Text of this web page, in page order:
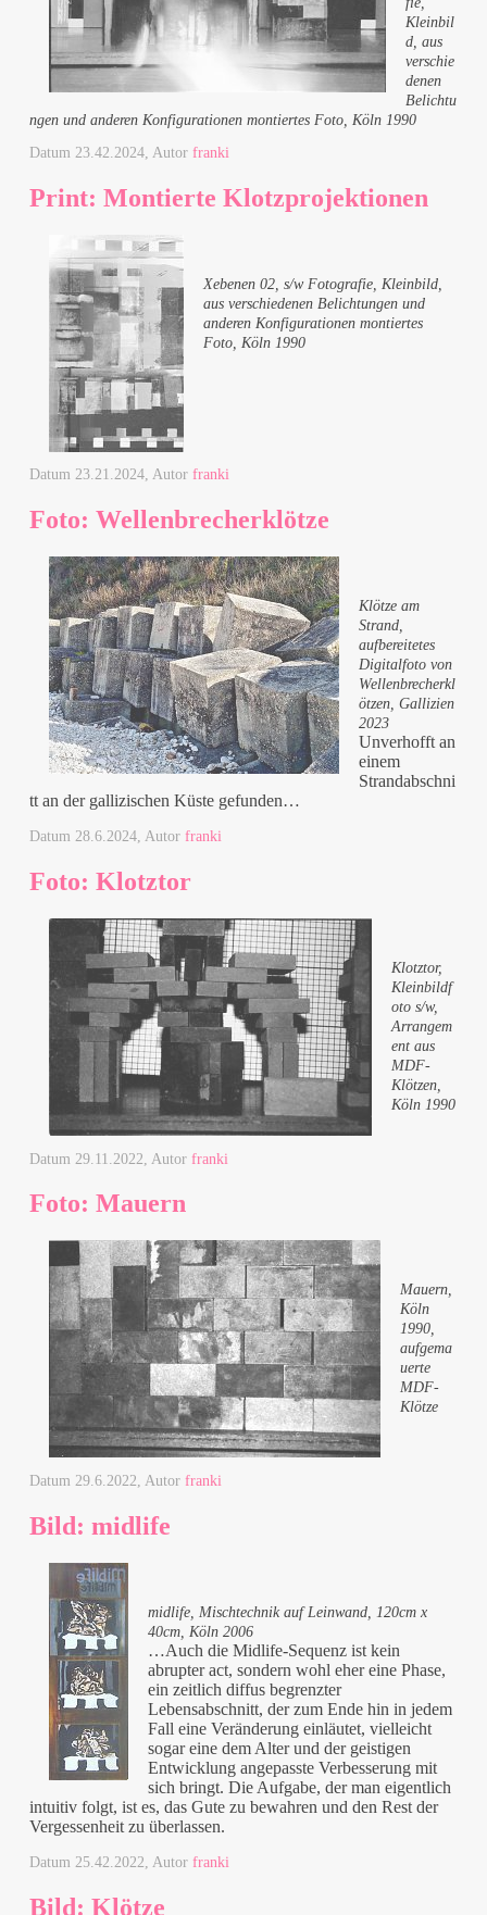
Kleinbil
d, aus
verschie
denen
Belichtu
ngen und anderen Konfigurationen montiertes Foto, Köln 1990
Datum 23.42.2024 , Autorfranki
Print: Montierte Klotzprojektionen
Xebenen 02, s/w Fotografie, Kleinbild,
aus verschiedenen Belichtungen und
anderen Konfigurationen montiertes
Foto, Köln 1990
Datum23.21.2024, Autorfranki
Foto: Wellenbrecherklötze
Klötze am
Strand,
aufbereitetes
Digitalfoto von
Wellenbrecherkl
ötzen, Gallizien
2023
Unverhofft an
einem
Strandabschni
tt an der gallizischen Küste gefunden…
Datum28.6.2024, Autorfranki
Foto: Klotztor
Klotztor,
Kleinbildf
oto s/w,
Arrangem
ent aus
MDF-
Klötzen,
Köln 1990
Datum 29.11.2022 , Autorfranki
Foto: Mauern
Mauern,
Köln
1990,
aufgema
uerte
MDF-
Klötze
Datum29.6.2022, Autorfranki
Bild: midlife
midlife, Mischtechnik auf Leinwand, 120cm x
40cm, Köln 2006
…Auch die Midlife-Sequenz ist kein
abrupter act, sondern wohl eher eine Phase,
ein zeitlich diffus begrenzter
Lebensabschnitt, der zum Ende hin in jedem
Fall eine Veränderung einläutet, vielleicht
sogar eine dem Alter und der geistigen
Entwicklung angepasste Verbesserung mit
sich bringt. Die Aufgabe, der man eigentlich
intuitiv folgt, ist es, das Gute zu bewahren und den Rest der
Vergessenheit zu überlassen.
Datum 25.42.2022 , Autorfranki
Bild: Klötze